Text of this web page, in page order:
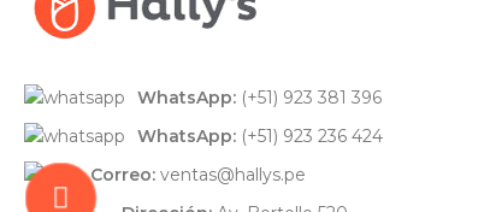
WhatsApp: (+51) 923 381 396
WhatsApp: (+51) 923 236 424
Correo: ventas@hallys.pe